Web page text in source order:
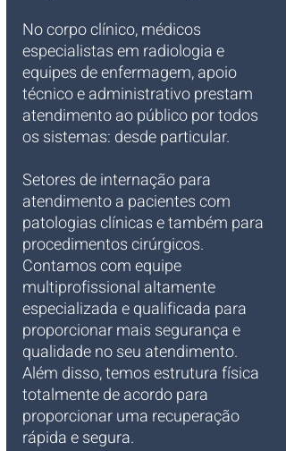
No corpo clínico, médicos
especialistas em radiologia e
equipes de enfermagem, apoio
técnico e administrativo prestam
atendimento ao público por todos
os sistemas: desde particular.
Setores de internação para
atendimento a pacientes com
patologias clínicas e também para
procedimentos cirúrgicos.
Contamos com equipe
multiprofissional altamente
especializada e qualificada para
proporcionar mais segurança e
qualidade no seu atendimento.
Além disso, temos estrutura física
totalmente de acordo para
proporcionar uma recuperação
rápida e segura.